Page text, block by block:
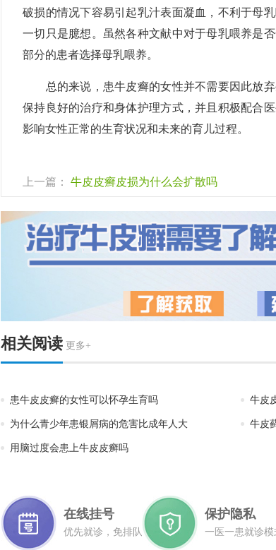
破损的情况下容易引起乳汁表面凝血，不利于母
一切只是臆想。虽然各种文献中对于母乳喂养是
部分的患者选择母乳喂养。
总的来说，患牛皮癣的女性并不需要因此放弃
保持良好的治疗和身体护理方式，并且积极配合
影响女性正常的生育状况和未来的育儿过程。
上一篇： 牛皮皮癣皮损为什么会扩散吗
相关阅读 更多+
患牛皮皮癣的女性可以怀孕生育吗 牛皮
为什么青少年患银屑病的危害比成年人大 牛皮
用脑过度会患上牛皮皮癣吗
在线挂号
优先就诊，免排队
保护隐私
一医一患就诊模